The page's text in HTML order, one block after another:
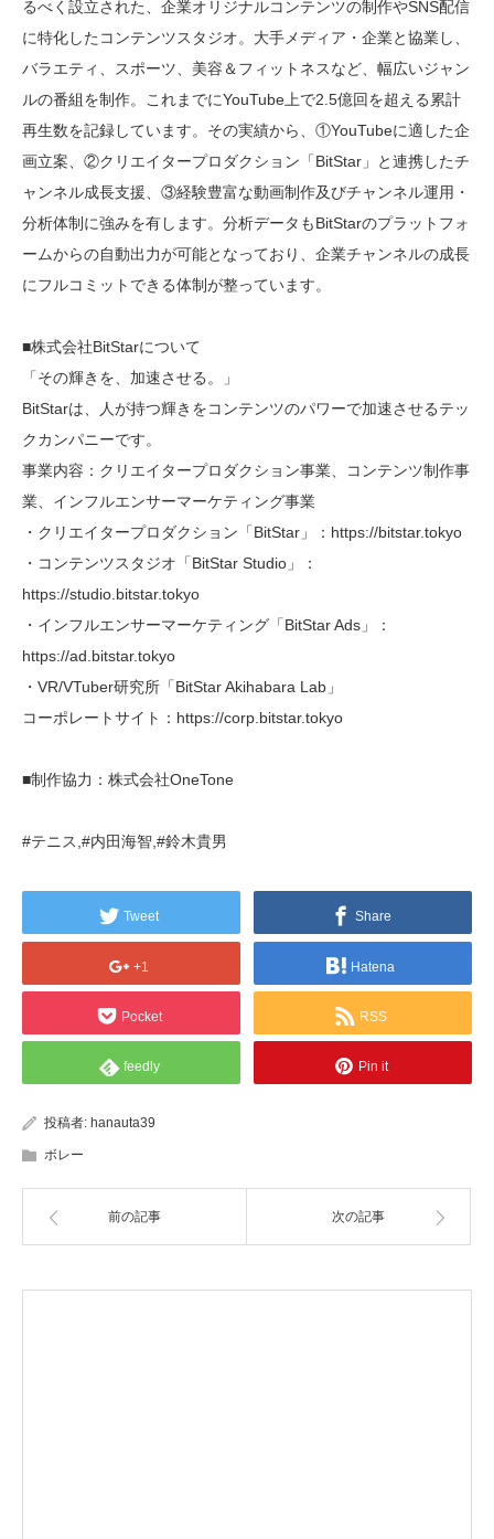
るべく設立された、企業オリジナルコンテンツの制作やSNS配信
に特化したコンテンツスタジオ。大手メディア・企業と協業し、
バラエティ、スポーツ、美容＆フィットネスなど、幅広いジャン
ルの番組を制作。これまでにYouTube上で2.5億回を超える累計
再生数を記録しています。その実績から、①YouTubeに適した企
画立案、②クリエイタープロダクション「BitStar」と連携したチ
ャンネル成長支援、③経験豊富な動画制作及びチャンネル運用・
分析体制に強みを有します。分析データもBitStarのプラットフォ
ームからの自動出力が可能となっており、企業チャンネルの成長
にフルコミットできる体制が整っています。
■株式会社BitStarについて
「その輝きを、加速させる。」
BitStarは、人が持つ輝きをコンテンツのパワーで加速させるテッ
クカンパニーです。
事業内容：クリエイタープロダクション事業、コンテンツ制作事
業、インフルエンサーマーケティング事業
・クリエイタープロダクション「BitStar」：https://bitstar.tokyo
・コンテンツスタジオ「BitStar Studio」：
https://studio.bitstar.tokyo
・インフルエンサーマーケティング「BitStar Ads」：
https://ad.bitstar.tokyo
・VR/VTuber研究所「BitStar Akihabara Lab」
コーポレートサイト：https://corp.bitstar.tokyo
■制作協力：株式会社OneTone
#テニス,#内田海智,#鈴木貴男
Tweet Share
+1 Hatena
Pocket RSS
feedly Pin it
投稿者: hanauta39
ボレー
前の記事 次の記事